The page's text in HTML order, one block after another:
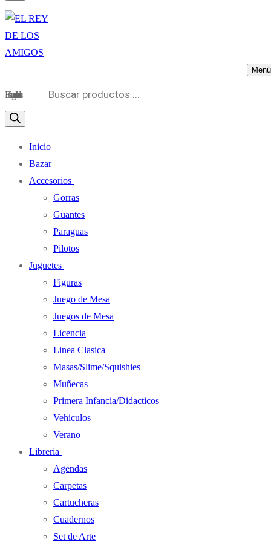
Menú
Búsqueda de productos
Inicio
Bazar
Accesorios
Gorras
Guantes
Paraguas
Pilotos
Juguetes
Figuras
Juego de Mesa
Juegos de Mesa
Licencia
Linea Clasica
Masas/Slime/Squishies
Muñecas
Primera Infancia/Didacticos
Vehiculos
Verano
Libreria
Agendas
Carpetas
Cartucheras
Cuadernos
Set de Arte